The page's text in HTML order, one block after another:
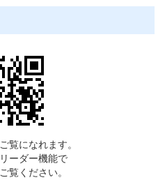
覧になれます。
ーダー機能で
覧ください。